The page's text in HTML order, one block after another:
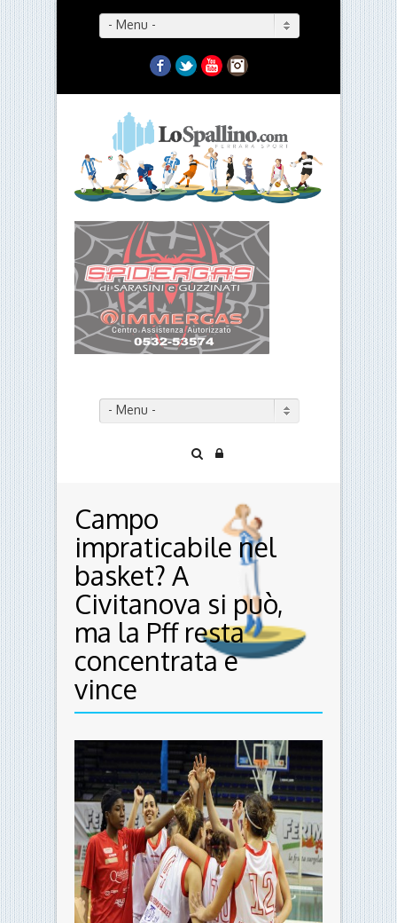
- Menu -
Facebook
TwitterYouTubeInstagram
- Menu -
Campo
impraticabile nel
basket? A
Civitanova si può,
ma la Pff resta
concentrata e
vince